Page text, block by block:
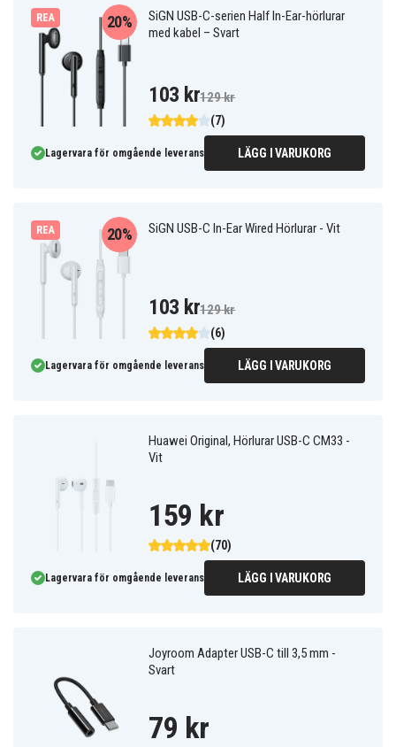
REA
SiGN USB-C-serien Half In-Ear-hörlurar
med kabel – Svart
(7)
20%
103 kr129 kr
Lagervara för omgående leverans LÄGG I VARUKORG
REA SiGN USB-C In-Ear Wired Hörlurar - Vit
(6)
20%
103 kr129 kr
Lagervara för omgående leverans LÄGG I VARUKORG
Huawei Original, Hörlurar USB-C CM33 -
Vit
(70)
159 kr
Lagervara för omgående leverans LÄGG I VARUKORG
Joyroom Adapter USB-C till 3,5 mm -
Svart
79 kr